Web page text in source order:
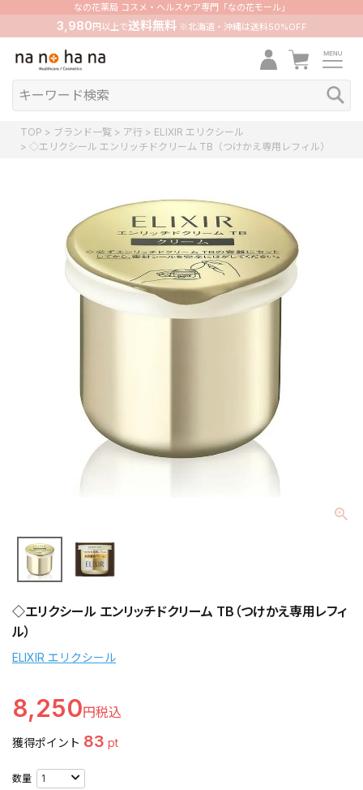
なの花薬局 コスメ・ヘルスケア専門「なの花モール」
3,980 円以上で送料無料※北海道・沖縄は送料50%OFF
TOP ブランド一覧 ア行
ELIXIR エリクシール
◇エリクシール エンリッチドクリーム TB（つけかえ専用レフィル）
◇エリクシール エンリッチドクリーム TB（つけかえ専用レフィ
ル）
ELIXIR エリクシール
8,250
獲得ポイント 83 pt